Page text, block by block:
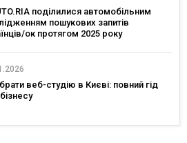
поділилися автомобільним
пошукових запитів
ок протягом 2025 року
веб-студію в Києві: повний гід